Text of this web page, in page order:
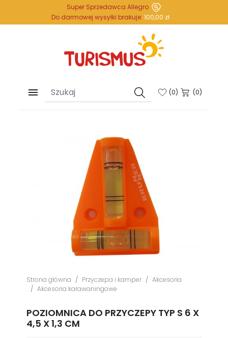
Do darmowej wysyłki brakuje: 100,00 zł
Super Sprzedawca Allegro
 (0) (0)
Strona główna Przyczepa i kamper
Akcesoria
Akcesoria karawaningowe
POZIOMNICA DO PRZYCZEPY TYP S 6 X
4,5 X 1,3 CM